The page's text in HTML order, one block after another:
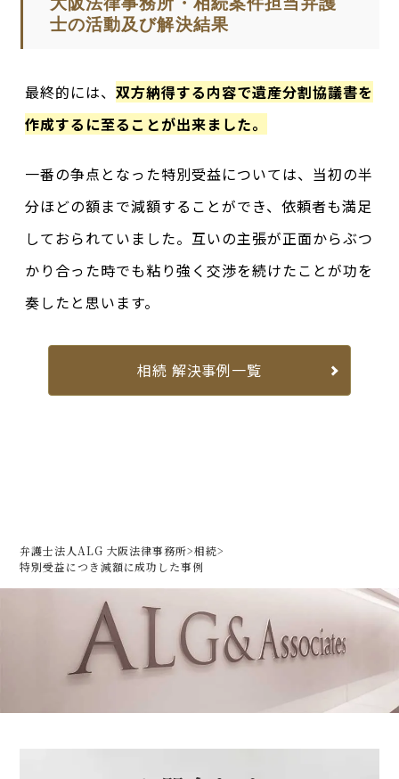
士の活動及び解決結果
最終的には、双方納得する内容で遺産分割協議書を
作成するに至ることが出来ました。
一番の争点となった特別受益については、当初の半
分ほどの額まで減額することができ、依頼者も満足
しておられていました。互いの主張が正面からぶつ
かり合った時でも粘り強く交渉を続けたことが功を
奏したと思います。
相続 解決事例一覧
弁護士法人ALG 大阪法律事務所>相続>
特別受益につき減額に成功した事例